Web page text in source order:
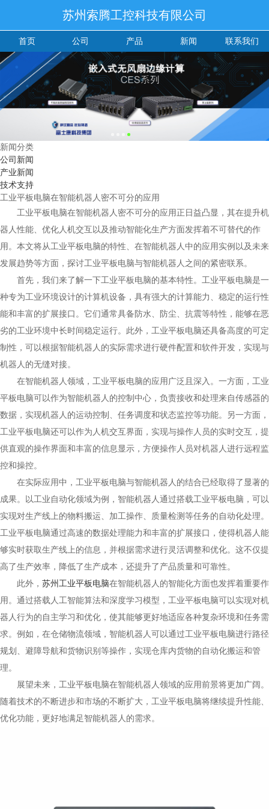
苏州索腾工控科技有限公司
首页 公司 产品 新闻 联系我们
新闻分类
公司新闻
产业新闻
技术支持
工业平板电脑在智能机器人密不可分的应用
工业平板电脑在智能机器人密不可分的应用正日益凸显，其在提升机
器人性能、优化人机交互以及推动智能化生产方面发挥着不可替代的作
用。本文将从工业平板电脑的特性、在智能机器人中的应用实例以及未来
发展趋势等方面，探讨工业平板电脑与智能机器人之间的紧密联系。
首先，我们来了解一下工业平板电脑的基本特性。工业平板电脑是一
种专为工业环境设计的计算机设备，具有强大的计算能力、稳定的运行性
能和丰富的扩展接口。它们通常具备防水、防尘、抗震等特性，能够在恶
劣的工业环境中长时间稳定运行。此外，工业平板电脑还具备高度的可定
制性，可以根据智能机器人的实际需求进行硬件配置和软件开发，实现与
机器人的无缝对接。
在智能机器人领域，工业平板电脑的应用广泛且深入。一方面，工业
平板电脑可以作为智能机器人的控制中心，负责接收和处理来自传感器的
数据，实现机器人的运动控制、任务调度和状态监控等功能。另一方面，
工业平板电脑还可以作为人机交互界面，实现与操作人员的实时交互，提
供直观的操作界面和丰富的信息显示，方便操作人员对机器人进行远程监
控和操控。
在实际应用中，工业平板电脑与智能机器人的结合已经取得了显著的
成果。以工业自动化领域为例，智能机器人通过搭载工业平板电脑，可以
实现对生产线上的物料搬运、加工操作、质量检测等任务的自动化处理。
工业平板电脑通过高速的数据处理能力和丰富的扩展接口，使得机器人能
够实时获取生产线上的信息，并根据需求进行灵活调整和优化。这不仅提
高了生产效率，降低了生产成本，还提升了产品质量和可靠性。
此外， 苏州工业平板电脑在智能机器人的智能化方面也发挥着重要作
用。通过搭载人工智能算法和深度学习模型，工业平板电脑可以实现对机
器人行为的自主学习和优化，使其能够更好地适应各种复杂环境和任务需
求。例如，在仓储物流领域，智能机器人可以通过工业平板电脑进行路径
规划、避障导航和货物识别等操作，实现仓库内货物的自动化搬运和管
理。
展望未来，工业平板电脑在智能机器人领域的应用前景将更加广阔。
随着技术的不断进步和市场的不断扩大，工业平板电脑将继续提升性能、
优化功能，更好地满足智能机器人的需求。